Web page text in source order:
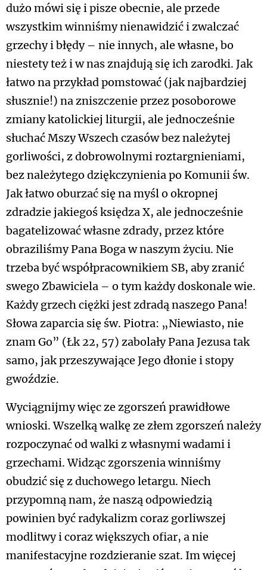
dużo mówi się i pisze obecnie, ale przede
wszystkim winniśmy nienawidzić i zwalczać
grzechy i błędy – nie innych, ale własne, bo
niestety też i w nas znajdują się ich zarodki. Jak
łatwo na przykład pomstować (jak najbardziej
słusznie!) na zniszczenie przez posoborowe
zmiany katolickiej liturgii, ale jednocześnie
słuchać Mszy Wszech czasów bez należytej
gorliwości, z dobrowolnymi roztargnieniami,
bez należytego dziękczynienia po Komunii św.
Jak łatwo oburzać się na myśl o okropnej
zdradzie jakiegoś księdza X, ale jednocześnie
bagatelizować własne zdrady, przez które
obraziliśmy Pana Boga w naszym życiu. Nie
trzeba być współpracownikiem SB, aby zranić
swego Zbawiciela – o tym każdy doskonale wie.
Każdy grzech ciężki jest zdradą naszego Pana!
Słowa zaparcia się św. Piotra: „Niewiasto, nie
znam Go” (Łk 22, 57) zabolały Pana Jezusa tak
samo, jak przeszywające Jego dłonie i stopy
gwoździe.
Wyciągnijmy więc ze zgorszeń prawidłowe
wnioski. Wszelką walkę ze złem zgorszeń należy
rozpoczynać od walki z własnymi wadami i
grzechami. Widząc zgorszenia winniśmy
obudzić się z duchowego letargu. Niech
przypomną nam, że naszą odpowiedzią
powinien być radykalizm coraz gorliwszej
modlitwy i coraz większych ofiar, a nie
manifestacyjne rozdzieranie szat. Im więcej